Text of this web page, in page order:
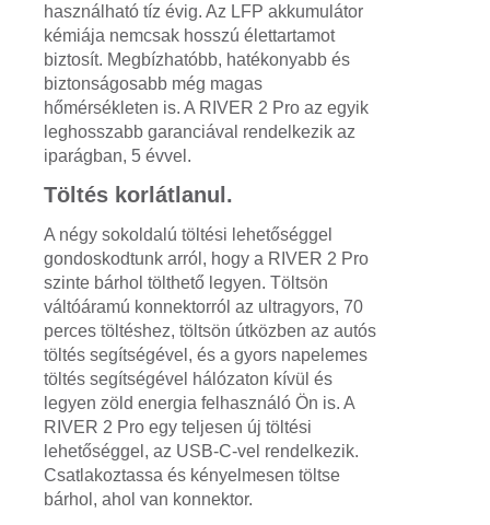
használható tíz évig. Az LFP akkumulátor
kémiája nemcsak hosszú élettartamot
biztosít. Megbízhatóbb, hatékonyabb és
biztonságosabb még magas
hőmérsékleten is. A RIVER 2 Pro az egyik
leghosszabb garanciával rendelkezik az
iparágban, 5 évvel.
Töltés korlátlanul.
A négy sokoldalú töltési lehetőséggel
gondoskodtunk arról, hogy a RIVER 2 Pro
szinte bárhol tölthető legyen. Töltsön
váltóáramú konnektorról az ultragyors, 70
perces töltéshez, töltsön útközben az autós
töltés segítségével, és a gyors napelemes
töltés segítségével hálózaton kívül és
legyen zöld energia felhasználó Ön is. A
RIVER 2 Pro egy teljesen új töltési
lehetőséggel, az USB-C-vel rendelkezik.
Csatlakoztassa és kényelmesen töltse
bárhol, ahol van konnektor.